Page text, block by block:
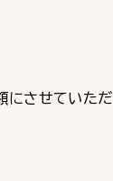
にさせていただ